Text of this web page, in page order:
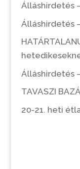
Álláshirdetés
Álláshirdetés
Álláshirdetés
TAVASZI
20-21. heti